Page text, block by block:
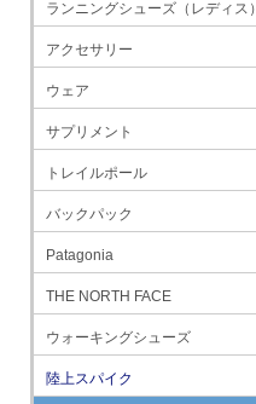
ランニングシューズ（レディス）
アクセサリー
ウェア
サプリメント
トレイルポール
バックパック
Patagonia
THE NORTH FACE
ウォーキングシューズ
陸上スパイク